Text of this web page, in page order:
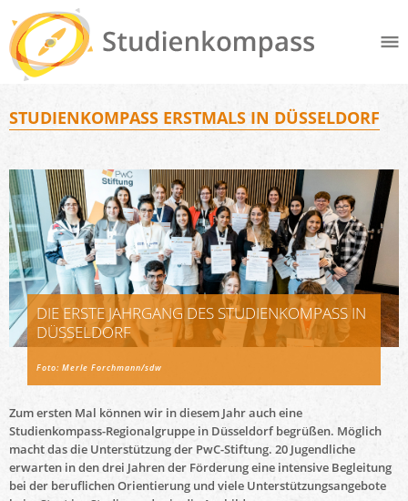
STUDIENKOMPASS ERSTMALS IN DÜSSELDORF
DIE ERSTE JAHRGANG DES STUDIENKOMPASS IN
DÜSSELDORF
Foto: Merle Forchmann/sdw
Zum ersten Mal können wir in diesem Jahr auch eine
Studienkompass-Regionalgruppe in Düsseldorf begrüßen. Möglich
macht das die Unterstützung der PwC-Stiftung. 20 Jugendliche
erwarten in den drei Jahren der Förderung eine intensive Begleitung
bei der beruflichen Orientierung und viele Unterstützungsangebote